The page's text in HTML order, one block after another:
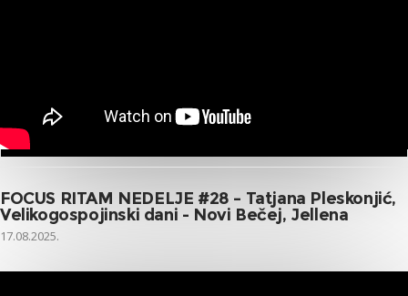
FOCUS RITAM NEDELJE #28 – Tatjana Pleskonjić,
Velikogospojinski dani - Novi Bečej, Jellena
17.08.2025.